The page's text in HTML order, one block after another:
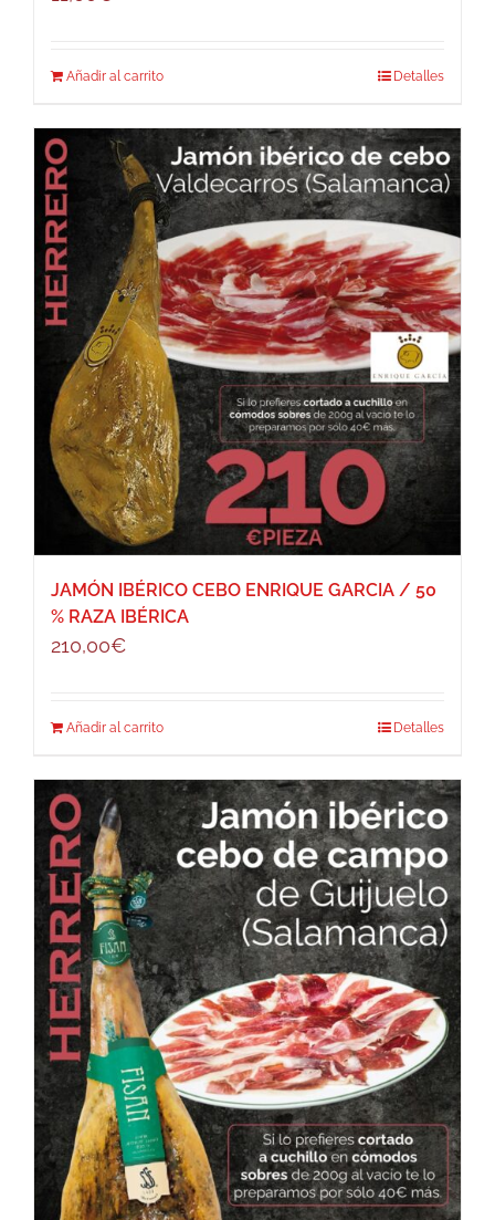
Añadir al carrito Detalles
JAMÓN IBÉRICO CEBO ENRIQUE GARCIA / 50
% RAZA IBÉRICA
210,00€
Añadir al carrito Detalles